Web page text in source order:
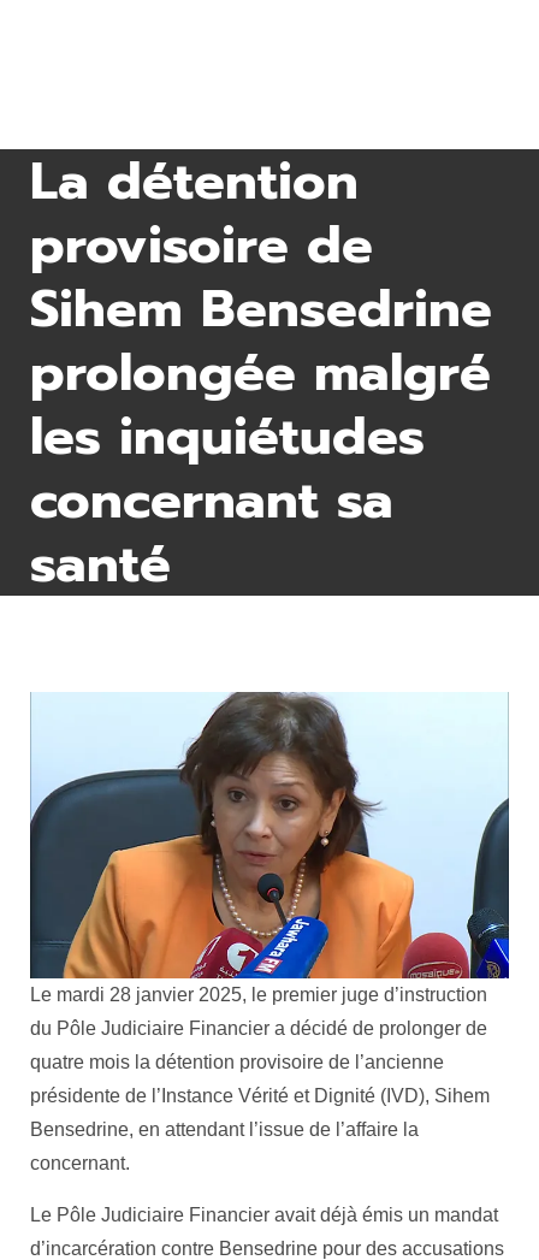
La détention
provisoire de
Sihem Bensedrine
prolongée malgré
les inquiétudes
concernant sa
santé
Le mardi 28 janvier 2025, le premier juge d’instruction
du Pôle Judiciaire Financier a décidé de prolonger de
quatre mois la détention provisoire de l’ancienne
présidente de l’Instance Vérité et Dignité (IVD), Sihem
Bensedrine, en attendant l’issue de l’affaire la
concernant.
Le Pôle Judiciaire Financier avait déjà émis un mandat
d’incarcération contre Bensedrine pour des accusations